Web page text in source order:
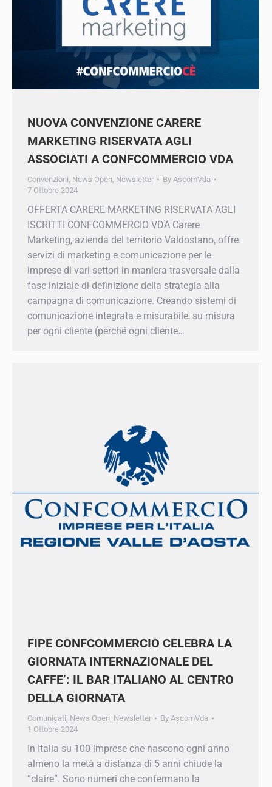
Convenzioni,News Open
OFFERTA CARERE MARKETING RISERVATA
AGLI ISCRITTI CONFCOMMERCIO VDA Carere
Marketing, azienda del territorio Valdostano,
offre servizi di marketing e comunicazione per le
imprese di vari settori in maniera trasversale
dalla fase iniziale di definizione della strategia
alla campagna di comunicazione. Creando
sistemi di comunicazione integrata e misurabile,
FIPE CONFCOMMERCIO CELEBRA LA
GIORNATA INTERNAZIONALE DEL
CAFFE’: IL BAR ITALIANO AL CENTRO
DELLA GIORNATA
Comunicati, News Open, Newsletter By AscomVda
1 Ottobre 2024
In Italia su 100 imprese che nascono ogni anno
almeno la metà a distanza di 5 anni chiude la
“claire”. Sono numeri che confermano la